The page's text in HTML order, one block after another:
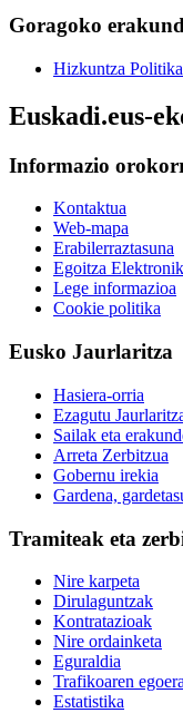
Goragoko
Hizkuntza
Euskadi.eus-
Informazio
Kontaktua
Web-mapa
Erabilerraztasuna
Egoitza
Lege informazioa
Cookie politika
Eusko Jaurlaritza
Hasiera-orria
Ezagutu
Sailak eta
Arreta Zerbitzua
Gobernu irekia
Gardena,
Tramiteak eta
Nire karpeta
Dirulaguntzak
Kontratazioak
Nire ordainketa
Eguraldia
Trafikoaren egoera
Estatistika